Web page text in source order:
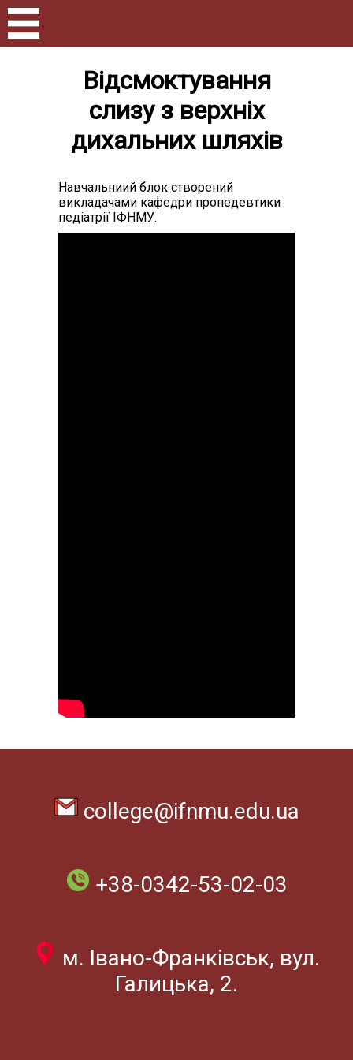
Відсмоктування
слизу з верхніх
дихальних шляхів
Навчальниий блок створений
викладачами кафедри пропедевтики
педіатрії ІФНМУ.
college@ifnmu.edu.ua
+38-0342-53-02-03
м. Івано-Франківськ, вул.
Галицька, 2.